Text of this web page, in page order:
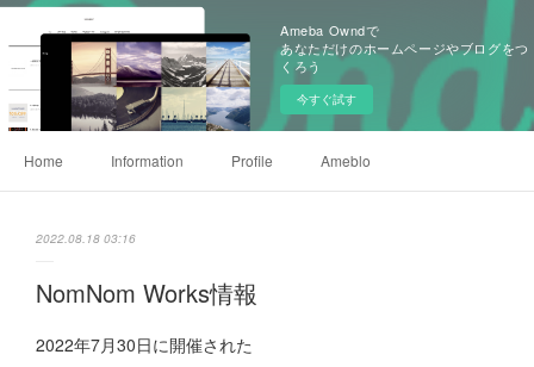
Ameba Owndで
あなただけのホームページやブログをつ
くろう
今すぐ試す
Home Information Profile Ameblo
2022.08.18 03:16
NomNom Works情報
2022年7月30日に開催された